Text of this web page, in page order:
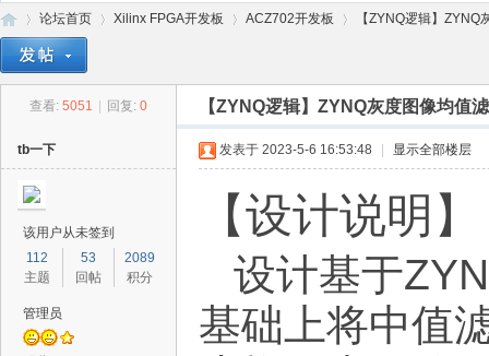
论坛首页 Xilinx FPGA开发板
›
ACZ702开发板
›
【ZYNQ逻辑】
查看: 5051 回复: 0 【ZYNQ逻辑】ZYNQ灰度图像均值
tb一下
该用户从未签到
112
主题
53
回帖
2089
积分
管理员
发表于 2023-5-6 16:53:48 显示全部楼层
【设计说明】
设计基于
基础上将中值